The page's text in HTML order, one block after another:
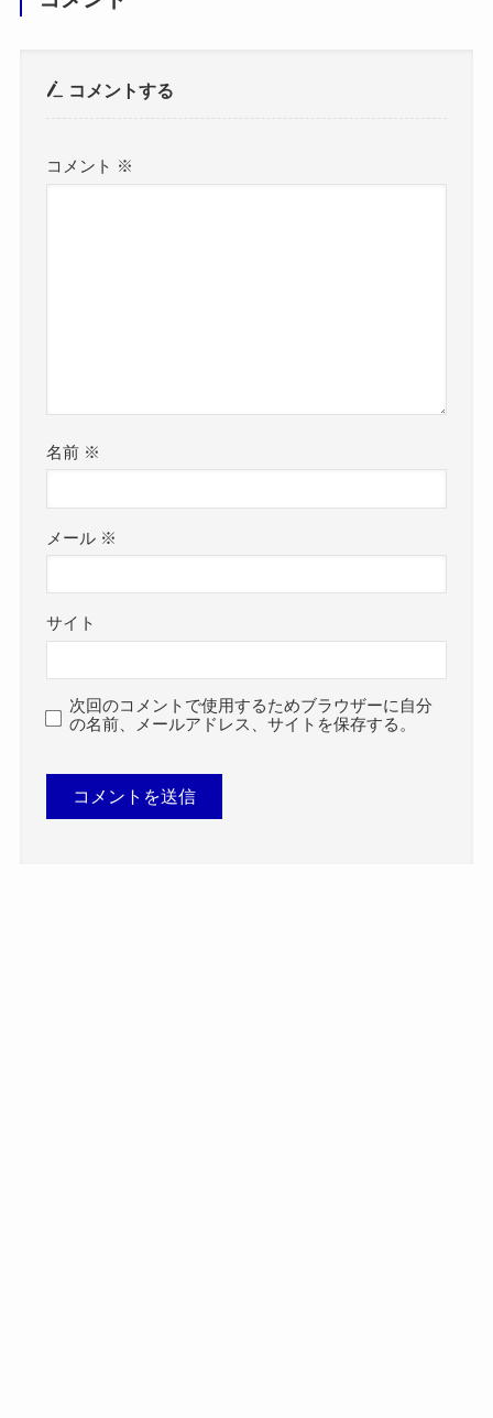
コメントする
コメント ※
名前 ※
メール ※
サイト
次回のコメントで使用するためブラウザーに自分
の名前、メールアドレス、サイトを保存する。